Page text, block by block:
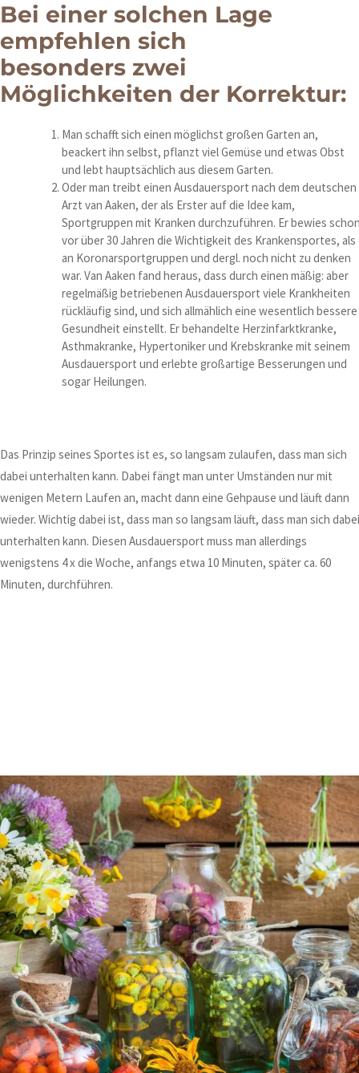
Bei einer solchen Lage
empfehlen sich
besonders zwei
Möglichkeiten der Korrektur:
Man schafft sich einen möglichst großen Garten an,
beackert ihn selbst, pflanzt viel Gemüse und etwas Obst
und lebt hauptsächlich aus diesem Garten.
Oder man treibt einen Ausdauersport nach dem deutschen
Arzt van Aaken, der als Erster auf die Idee kam,
Sportgruppen mit Kranken durchzuführen. Er bewies
vor über 30 Jahren die Wichtigkeit des Krankensportes, als
an Koronarsportgruppen und dergl. noch nicht zu denken
war. Van Aaken fand heraus, dass durch einen mäßig: aber
regelmäßig betriebenen Ausdauersport viele Krankheiten
rückläufig sind, und sich allmählich eine wesentlich bessere
Gesundheit einstellt. Er behandelte Herzinfarktkranke,
Asthmakranke, Hypertoniker und Krebskranke mit seinem
Ausdauersport und erlebte großartige Besserungen und
sogar Heilungen.
Das Prinzip seines Sportes ist es, so langsam zulaufen, dass man sich
dabei unterhalten kann. Dabei fängt man unter Umständen nur mit
wenigen Metern Laufen an, macht dann eine Gehpause und läuft dann
wieder. Wichtig dabei ist, dass man so langsam läuft, dass man sich dabei
unterhalten kann. Diesen Ausdauersport muss man allerdings
wenigstens 4 x die Woche, anfangs etwa 10 Minuten, später ca. 60
Minuten, durchführen.